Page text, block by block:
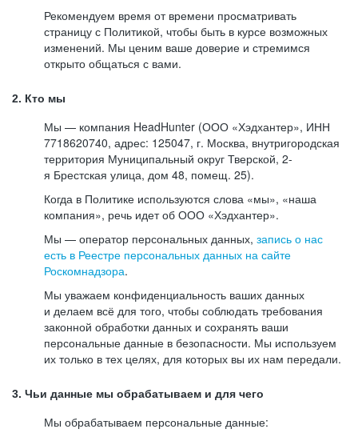
Рекомендуем время от времени просматривать
страницу с Политикой, чтобы быть в курсе возможных
изменений. Мы ценим ваше доверие и стремимся
открыто общаться с вами.
2. Кто мы
Мы — компания HeadHunter (ООО «Хэдхантер», ИНН
7718620740, адрес: 125047, г. Москва, внутригородская
территория Муниципальный округ Тверской, 2-
я Брестская улица, дом 48, помещ. 25).
Когда в Политике используются слова «мы», «наша
компания», речь идет об ООО «Хэдхантер».
Мы — оператор персональных данных, запись о нас
есть в Реестре персональных данных на сайте
Роскомнадзора.
Мы уважаем конфиденциальность ваших данных
и делаем всё для того, чтобы соблюдать требования
законной обработки данных и сохранять ваши
персональные данные в безопасности. Мы используем
их только в тех целях, для которых вы их нам передали.
3. Чьи данные мы обрабатываем и для чего
Мы обрабатываем персональные данные: